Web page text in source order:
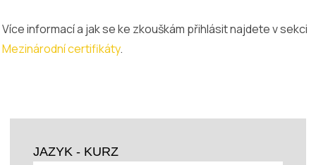
Více informací a jak se ke zkouškám přihlásit najdete v sekci
Mezinárodní certifikáty.
JAZYK - KURZ